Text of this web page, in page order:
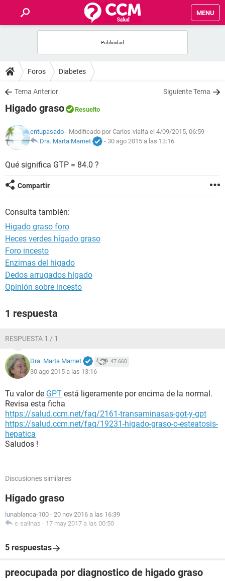
MENU
FOROS
SALUD
FAMILIA
NUTRICIÓN
BIENESTAR
SEXUALIDAD
Foros Diabetes
Tema Anterior Siguiente Tema
Higado graso Resuelto
entupasado - Modificado por Carlos-vialfa el 4/09/2015, 06:59
Dra. Marta Marnet
- 30 ago 2015 a las 13:16
Qué significa GTP = 84.0 ?
Compartir
Consulta también:
Higado graso foro
Heces verdes hígado graso
Foro incesto
Enzimas del higado
Dedos arrugados hígado
Opinión sobre incesto
1 respuesta
RESPUESTA 1 / 1
Dra. Marta Marnet 47.660
30 ago 2015 a las 13:16
Tu valor de GPT está ligeramente por encima de la normal.
Revisa esta ficha
https://salud.ccm.net/faq/2161-transaminasas-got-y-gpt
https://salud.ccm.net/faq/19231-higado-graso-o-esteatosis-
hepatica
Saludos !
Discusiones similares
Higado graso
lunablanca-100 - 20 nov 2016 a las 16:39
c-salinas - 17 may 2017 a las 00:50
5 respuestas
preocupada por diagnostico de higado graso